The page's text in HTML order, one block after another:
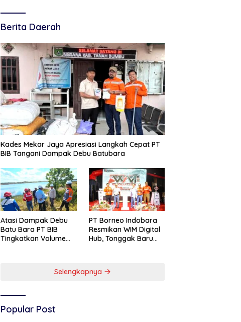
Berita Daerah
Kades Mekar Jaya Apresiasi Langkah Cepat PT
BIB Tangani Dampak Debu Batubara
Atasi Dampak Debu
Batu Bara PT BIB
Tingkatkan Volume
PT Borneo Indobara
Resmikan WIM Digital
Hub, Tonggak Baru
Batubara
Selengkapnya
Popular Post